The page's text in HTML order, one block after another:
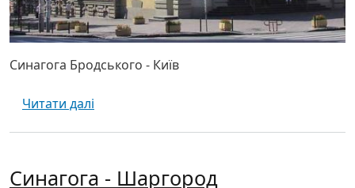
Синагога Бродського - Київ
Читати далі
Синагога - Шаргород